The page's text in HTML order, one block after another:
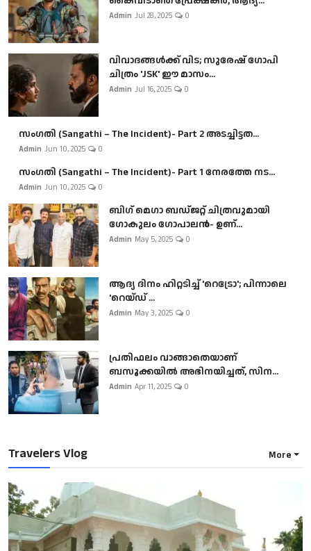
Admin Jul 28, 2025 0
വിവാദങ്ങൾക്ക് വിട; സുരേഷ് ഗോപി
ചിത്രം 'JSK' ഈ മാസം...
Admin Jul 16, 2025 0
സംഗതി (Sangathi – The Incident)- Part 2 അടച്ചിട്ടത...
Admin Jun 10, 2025 0
സംഗതി (Sangathi – The Incident)- Part 1 നേരത്തേ നട...
Admin Jun 10, 2025 0
ബി​ഗ് മെഗാ ബഡ്ജറ്റ് ചിത്രവുമായി
ഗോകുലം ഗോപാലൻ- ഉണ്...
Admin May 5, 2025 0
ആദ്യ ദിനം ഹിറ്റടിച്ച് 'റെട്രോ'; പിന്നാലെ
'റെയ്ഡ് ...
Admin May 3, 2025 0
പ്രതിഫലം വാങ്ങാതെയാണ്
ബസൂക്കയില്‍ അഭിനയിച്ചത്, സിന...
Admin Apr 11, 2025 0
Travelers Vlog More